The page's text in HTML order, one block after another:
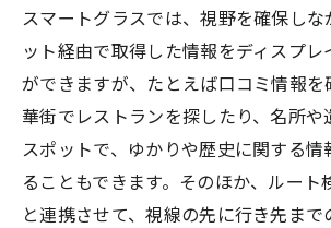
スマートグラスでは、視野を確保し
ット経由で取得した情報をディスプレ
ができますが、たとえば口コミ情報
華街でレストランを探したり、名所
スポットで、ゆかりや歴史に関する情
ることもできます。そのほか、ルート
と連携させて、視線の先に行き先まで